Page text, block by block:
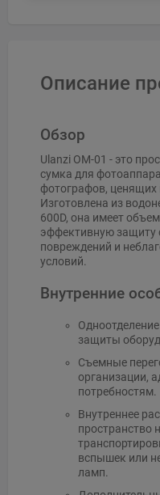
Описание
Обзор
Ulanzi OM-01 - это
сумка для
фотографов, ценящих
Изготовлена из
600D, она имеет
эффективную защиту
повреждений и
условий.
Внутренние
защиты
Съемные
организации,
потребностям.
Внутреннее
пространство
вспышек или
ламп.